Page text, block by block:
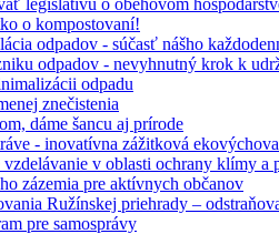
o kompostovaní!
odpadov - súčasť nášho
odpadov - nevyhnutný krok k
odpadu
znečistenia
dáme šancu aj prírode
- inovatívna zážitková
v oblasti ochrany klímy
zázemia pre aktívnych občanov
Ružínskej priehrady –
pre samosprávy